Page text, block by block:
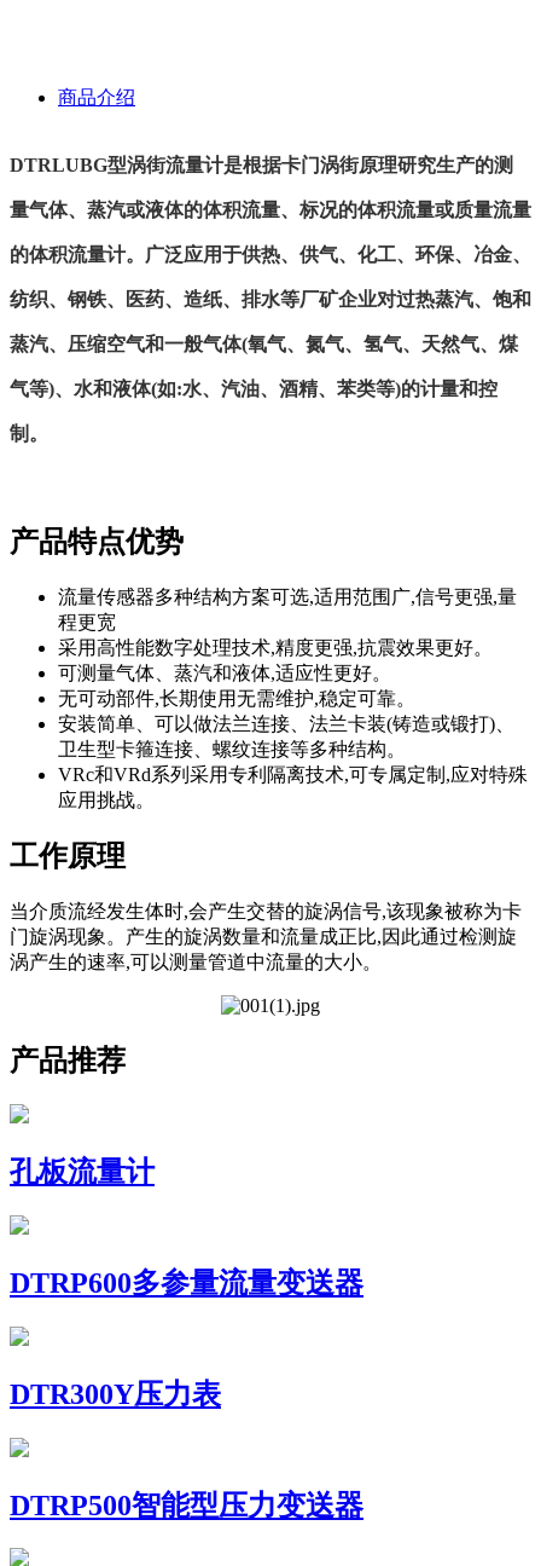
商品介绍
DTRLUBG型涡街流量计是根据卡门涡街原理研究生产的测
量气体、蒸汽或液体的体积流量、标况的体积流量或质量流量
的体积流量计。广泛应用于供热、供气、化工、环保、冶金、
纺织、钢铁、医药、造纸、排水等厂矿企业对过热蒸汽、饱和
蒸汽、压缩空气和一般气体(氧气、氮气、氢气、天然气、煤
气等)、水和液体(如:水、汽油、酒精、苯类等)的计量和控
制。
产品特点优势
流量传感器多种结构方案可选,适用范围广,信号更强,量
程更宽
采用高性能数字处理技术,精度更强,抗震效果更好。
可测量气体、蒸汽和液体,适应性更好。
无可动部件,长期使用无需维护,稳定可靠。
安装简单、可以做法兰连接、法兰卡装(铸造或锻打)、
卫生型卡箍连接、螺纹连接等多种结构。
VRc和VRd系列采用专利隔离技术,可专属定制,应对特殊
应用挑战。
工作原理
当介质流经发生体时,会产生交替的旋涡信号,该现象被称为卡
门旋涡现象。产生的旋涡数量和流量成正比,因此通过检测旋
涡产生的速率,可以测量管道中流量的大小。
产品推荐
孔板流量计
DTRP600多参量流量变送器
DTR300Y压力表
DTRP500智能型压力变送器